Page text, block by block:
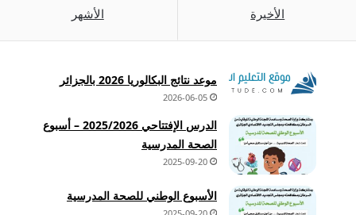
الأخيرة الأشهر
موعد نتائج البكالوريا 2026 بالجزائر
2026-06-05
الدرس الإفتتاحي 2025/2026 – أسبوع
الصحة المدرسية
2025-09-20
الأسبوع الوطني للصحة المدرسية